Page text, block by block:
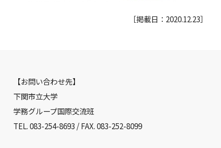
［掲載日：2020.12.23］
【お問い合わせ先】
下関市立大学
学務グループ国際交流班
TEL. 083-254-8693 / FAX. 083-252-8099